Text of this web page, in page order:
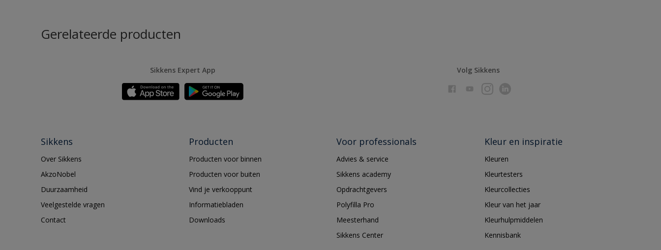
Gerelateerde producten
Sikkens Expert App Volg Sikkens
Sikkens
Over Sikkens
AkzoNobel
Duurzaamheid
Veelgestelde vragen
Contact
Producten
Producten voor binnen
Producten voor buiten
Vind je verkooppunt
Informatiebladen
Downloads
Voor professionals
Advies & service
Sikkens academy
Opdrachtgevers
Polyfilla Pro
Meesterhand
Sikkens Center
Kleur en inspiratie
Kleuren
Kleurtesters
Kleurcollecties
Kleur van het jaar
Kleurhulpmiddelen
Kennisbank